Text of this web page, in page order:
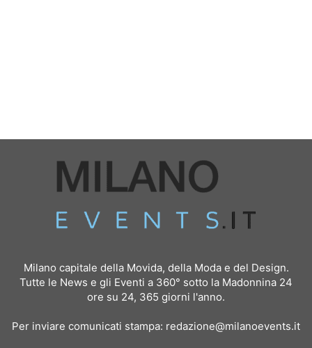
Milano capitale della Movida, della Moda e del Design.
Tutte le News e gli Eventi a 360° sotto la Madonnina 24
ore su 24, 365 giorni l'anno.
Per inviare comunicati stampa: redazione@milanoevents.it